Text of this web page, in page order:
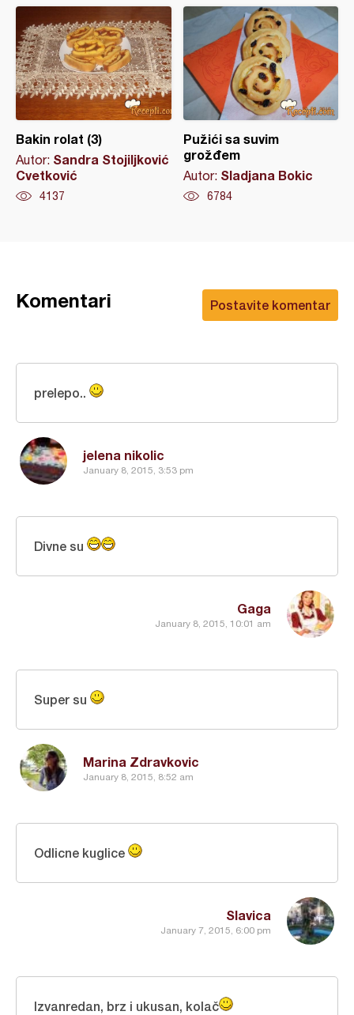
Bakin rolat (3)
Autor: Sandra Stojiljković
Cvetković
4137
Pužići sa suvim
grožđem
Autor: Sladjana Bokic
6784
Postavite komentar
Komentari
jelena nikolic
January 8, 2015, 3:53 pm
prelepo..
Gaga
January 8, 2015, 10:01 am
Divne su
Marina Zdravkovic
January 8, 2015, 8:52 am
Super su
Slavica
January 7, 2015, 6:00 pm
Odlicne kuglice
Izvanredan, brz i ukusan, kolač